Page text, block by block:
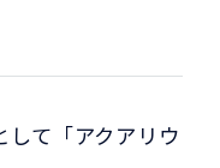
して「 アクアリウ